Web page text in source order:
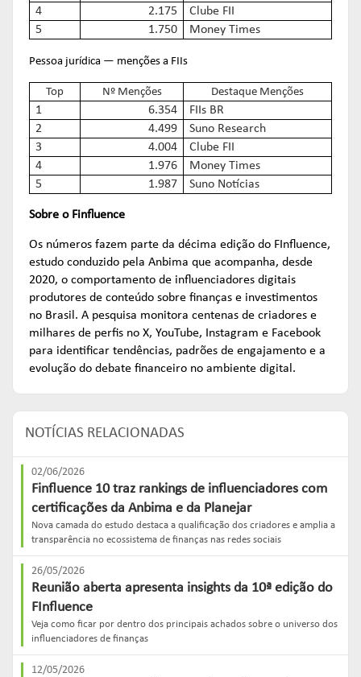
4
2.175
Clube FII
5
1.750 Money Times
Pessoa jurídica — menções a FIIs
Top Nº Menções Destaque Menções
1 6.354
FIIs BR
2
4.499
Suno Research
3
4.004
Clube FII
4
1.976
Money Times
5
1.987 Suno Notícias
Sobre o Finfluence
Os números fazem parte da décima edição do FInfluence,
estudo conduzido pela Anbima que acompanha, desde
2020, o comportamento de influenciadores digitais
produtores de conteúdo sobre finanças e investimentos
no Brasil. A pesquisa monitora centenas de criadores e
milhares de perfis no X, YouTube, Instagram e Facebook
para identificar tendências, padrões de engajamento e a
evolução do debate financeiro no ambiente digital.
NOTÍCIAS RELACIONADAS
02/06/2026
Finfluence 10 traz rankings de influenciadores com
certificações da Anbima e da Planejar
Nova camada do estudo destaca a qualificação dos criadores e amplia a
transparência no ecossistema de finanças nas redes sociais
26/05/2026
Reunião aberta apresenta insights da 10ª edição do
FInfluence
Veja como ficar por dentro dos principais achados sobre o universo dos
influenciadores de finanças
12/05/2026